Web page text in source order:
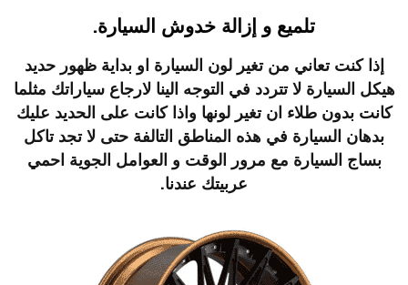
تلميع و إزالة خدوش السيارة.
إذا كنت تعاني من تغير لون السيارة او بداية ظهور حديد
هيكل السيارة لا تتردد في التوجه الينا لارجاع سياراتك مثلما
كانت بدون طلاء ان تغير لونها واذا كانت على الحديد عليك
بدهان السيارة في هذه المناطق التالفة حتى لا تجد تاكل
بساج السيارة مع مرور الوقت و العوامل الجوية احمي
عربيتك عندنا.